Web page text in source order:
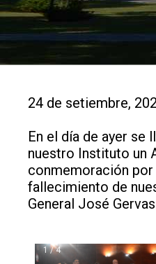
24 de setiembre,
En el día de ayer se
nuestro Instituto un
conmemoración
fallecimiento de
General José
1 / 4